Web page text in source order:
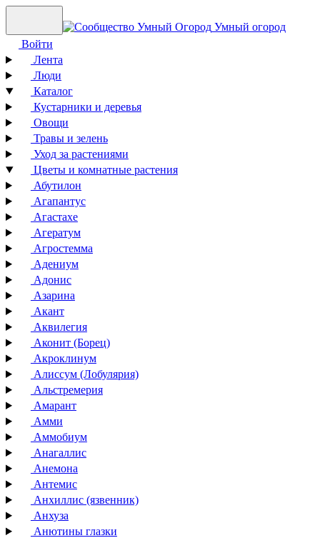
Умный огород
Войти
Лента
Люди
Каталог
Кустарники и деревья
Овощи
Травы и зелень
Уход за растениями
Цветы и комнатные растения
Абутилон
Агапантус
Агастахе
Агератум
Агростемма
Адениум
Адонис
Азарина
Акант
Аквилегия
Аконит (Борец)
Акроклинум
Алиссум (Лобулярия)
Альстремерия
Амарант
Амми
Аммобиум
Анагаллис
Анемона
Антемис
Анхиллис (язвенник)
Анхуза
Анютины глазки